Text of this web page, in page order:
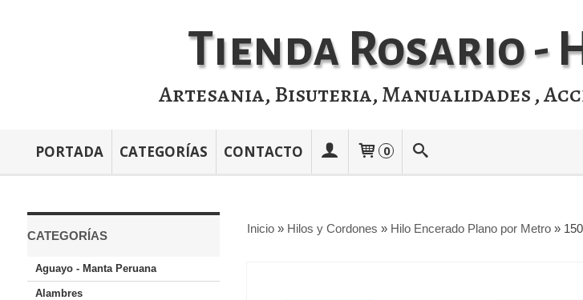
Tienda Rosario -
Artesania, Bisuteria, Manualidades ,
PORTADA CATEGORÍAS CONTACTO 0
CATEGORÍAS
Aguayo - Manta Peruana
Alambres
Inicio» Hilos y Cordones » Hilo Encerado Plano por Metro»